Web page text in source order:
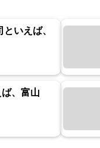
いえば、
、富山